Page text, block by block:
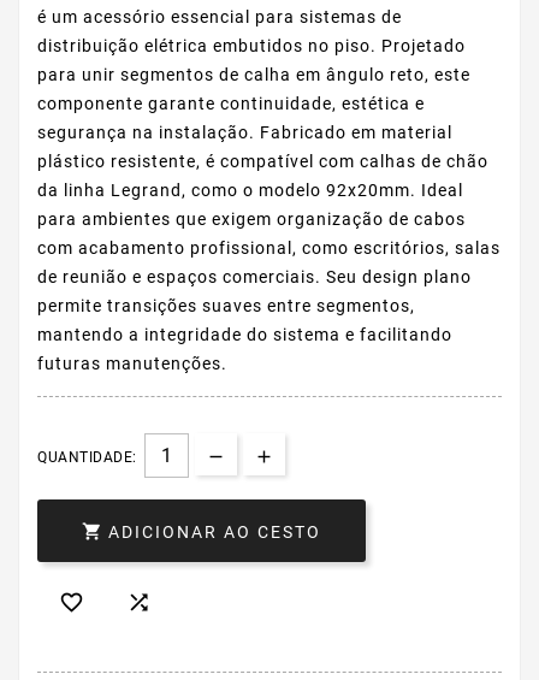
é um acessório essencial para sistemas de
distribuição elétrica embutidos no piso. Projetado
para unir segmentos de calha em ângulo reto, este
componente garante continuidade, estética e
segurança na instalação. Fabricado em material
plástico resistente, é compatível com calhas de chão
da linha Legrand, como o modelo 92x20mm. Ideal
para ambientes que exigem organização de cabos
com acabamento profissional, como escritórios, salas
de reunião e espaços comerciais. Seu design plano
permite transições suaves entre segmentos,
mantendo a integridade do sistema e facilitando
futuras manutenções.
QUANTIDADE:
 ADICIONAR AO CESTO
 